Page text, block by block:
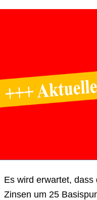
Es wird erwartet,
Zinsen um 25